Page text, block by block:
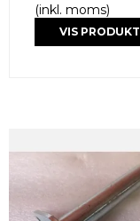
(inkl. moms)
VIS PRODUKT